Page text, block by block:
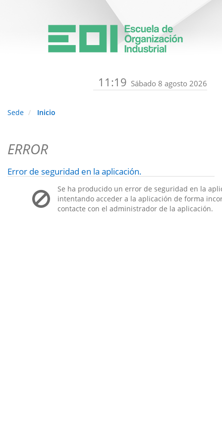
11:19 Sábado 8 agosto 2026
Sede Inicio
ERROR
Error de seguridad en la aplicación.
Se ha producido un error de seguridad en la
intentando acceder a la aplicación de forma
contacte con el administrador de la aplicación.